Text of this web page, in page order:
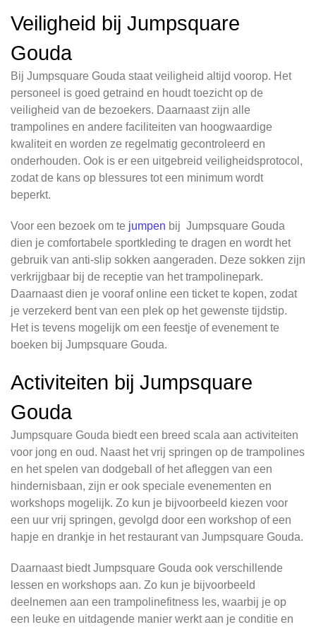
Veiligheid bij Jumpsquare
Gouda
Bij Jumpsquare Gouda staat veiligheid altijd voorop. Het
personeel is goed getraind en houdt toezicht op de
veiligheid van de bezoekers. Daarnaast zijn alle
trampolines en andere faciliteiten van hoogwaardige
kwaliteit en worden ze regelmatig gecontroleerd en
onderhouden. Ook is er een uitgebreid veiligheidsprotocol,
zodat de kans op blessures tot een minimum wordt
beperkt.
Voor een bezoek om te jumpen bij Jumpsquare Gouda
dien je comfortabele sportkleding te dragen en wordt het
gebruik van anti-slip sokken aangeraden. Deze sokken zijn
verkrijgbaar bij de receptie van het trampolinepark.
Daarnaast dien je vooraf online een ticket te kopen, zodat
je verzekerd bent van een plek op het gewenste tijdstip.
Het is tevens mogelijk om een feestje of evenement te
boeken bij Jumpsquare Gouda.
Activiteiten bij Jumpsquare
Gouda
Jumpsquare Gouda biedt een breed scala aan activiteiten
voor jong en oud. Naast het vrij springen op de trampolines
en het spelen van dodgeball of het afleggen van een
hindernisbaan, zijn er ook speciale evenementen en
workshops mogelijk. Zo kun je bijvoorbeeld kiezen voor
een uur vrij springen, gevolgd door een workshop of een
hapje en drankje in het restaurant van Jumpsquare Gouda.
Daarnaast biedt Jumpsquare Gouda ook verschillende
lessen en workshops aan. Zo kun je bijvoorbeeld
deelnemen aan een trampolinefitness les, waarbij je op
een leuke en uitdagende manier werkt aan je conditie en